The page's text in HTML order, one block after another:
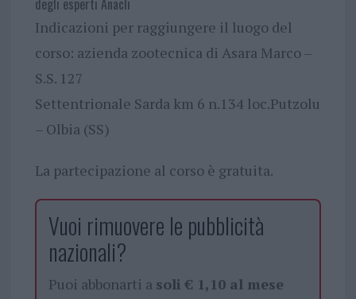
degli esperti Anacli
Indicazioni per raggiungere il luogo del
corso: azienda zootecnica di Asara Marco –
S.S. 127
Settentrionale Sarda km 6 n.134 loc.Putzolu
– Olbia (SS)
La partecipazione al corso è gratuita.
Vuoi rimuovere le pubblicità
nazionali?
Puoi abbonarti a soli € 1,10 al mese